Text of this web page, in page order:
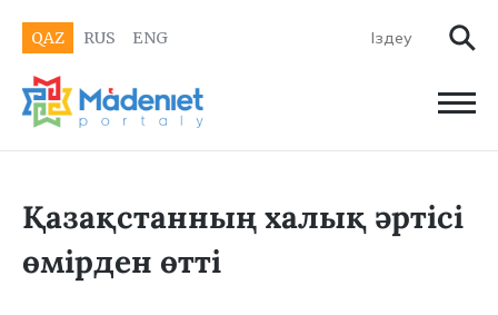
QAZ RUS ENG
Қазақстанның халық әртісі
өмірден өтті